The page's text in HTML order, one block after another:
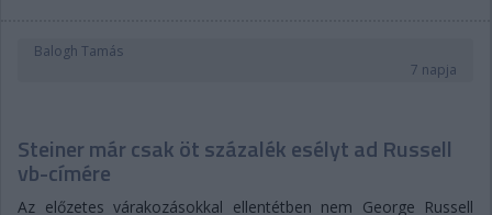
Balogh Tamás
7 napja
Steiner már csak öt százalék esélyt ad Russell
vb-címére
Az előzetes várakozásokkal ellentétben nem George Russell